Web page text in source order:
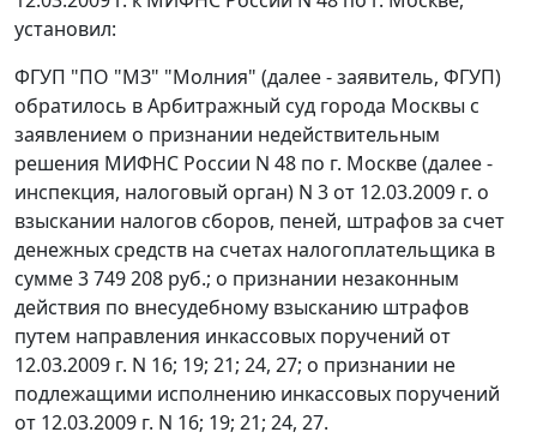
установил:
ФГУП "ПО "МЗ" "Молния" (далее - заявитель, ФГУП)
обратилось в Арбитражный суд города Москвы с
заявлением о признании недействительным
решения МИФНС России N 48 по г. Москве (далее -
инспекция, налоговый орган) N 3 от 12.03.2009 г. о
взыскании налогов сборов, пеней, штрафов за счет
денежных средств на счетах налогоплательщика в
сумме 3 749 208 руб.; о признании незаконным
действия по внесудебному взысканию штрафов
путем направления инкассовых поручений от
12.03.2009 г. N 16; 19; 21; 24, 27; о признании не
подлежащими исполнению инкассовых поручений
от 12.03.2009 г. N 16; 19; 21; 24, 27.